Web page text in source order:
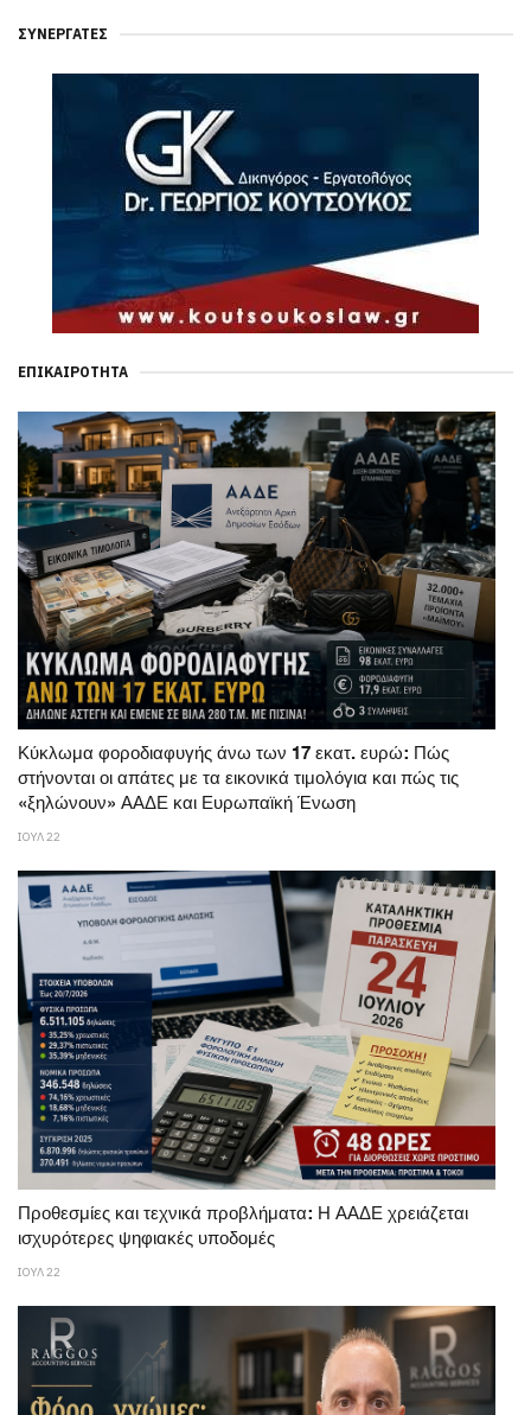
ΣΥΝΕΡΓΆΤΕΣ
ΕΠΙΚΑΙΡΌΤΗΤΑ
Κύκλωμα φοροδιαφυγής άνω των 17 εκατ. ευρώ: Πώς
στήνονται οι απάτες με τα εικονικά τιμολόγια και πώς τις
«ξηλώνουν» ΑΑΔΕ και Ευρωπαϊκή Ένωση
ΙΟΥΛ 22
Προθεσμίες και τεχνικά προβλήματα: Η ΑΑΔΕ χρειάζεται
ισχυρότερες ψηφιακές υποδομές
ΙΟΥΛ 22